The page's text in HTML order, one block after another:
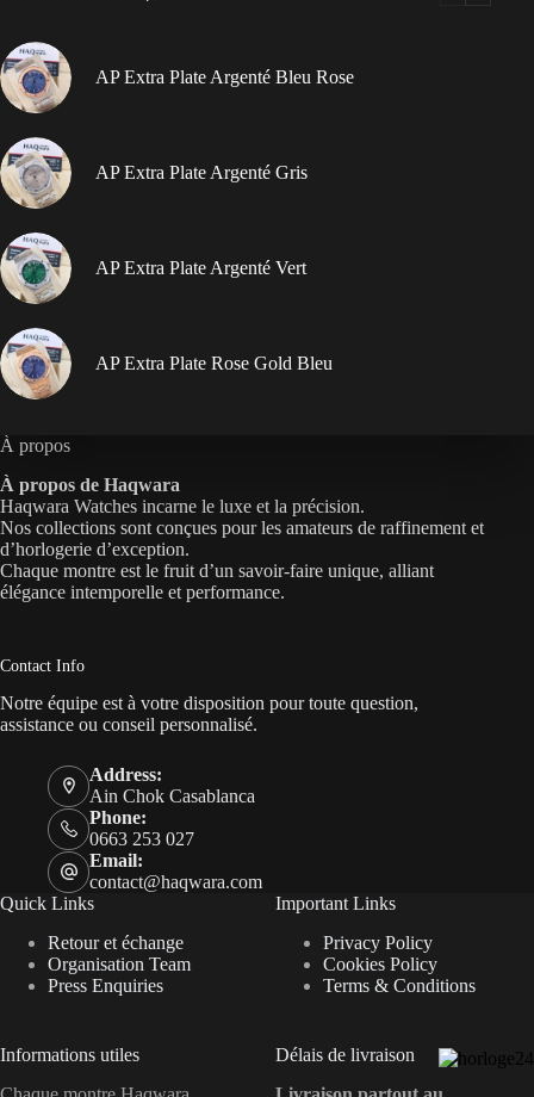
AP Extra Plate Argenté Bleu Rose
AP Extra Plate Argenté Gris
AP Extra Plate Argenté Vert
AP Extra Plate Rose Gold Bleu
À propos
À propos de Haqwara
Haqwara Watches incarne le luxe et la précision.
Nos collections sont conçues pour les amateurs de raffinement et
d’horlogerie d’exception.
Chaque montre est le fruit d’un savoir-faire unique, alliant
élégance intemporelle et performance.
Contact Info
Notre équipe est à votre disposition pour toute question,
assistance ou conseil personnalisé.
Address:
Ain Chok Casablanca
Phone:
0663 253 027
Email:
contact@haqwara.com
Quick Links
Retour et échange
Organisation Team
Press Enquiries
Informations utiles
Important Links
Privacy Policy
Cookies Policy
Terms & Conditions
Délais de livraison